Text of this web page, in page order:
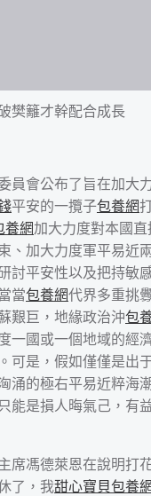
樊籬才幹配合成長
員會公布了旨在加大
平安的一攬子包養網
養網加大力度對本國
、加大力度軍平易近
討平安性以及把持敏
當包養網代界多重挑
艱巨，地緣政治沖包
一國或一個地域的經
。可是，假如僅僅是出
涌的極右平易近粹海
能是損人晦氣己，有
席馮德萊恩在說明打
了，我甜心寶貝包養